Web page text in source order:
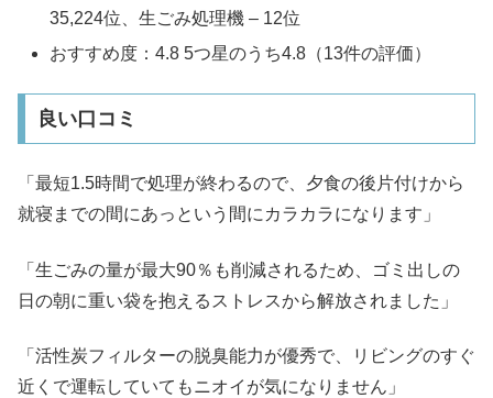
35,224位、生ごみ処理機 – 12位
おすすめ度：4.8 5つ星のうち4.8（13件の評価）
良い口コミ
「最短1.5時間で処理が終わるので、夕食の後片付けから
就寝までの間にあっという間にカラカラになります」
「生ごみの量が最大90％も削減されるため、ゴミ出しの
日の朝に重い袋を抱えるストレスから解放されました」
「活性炭フィルターの脱臭能力が優秀で、リビングのすぐ
近くで運転していてもニオイが気になりません」